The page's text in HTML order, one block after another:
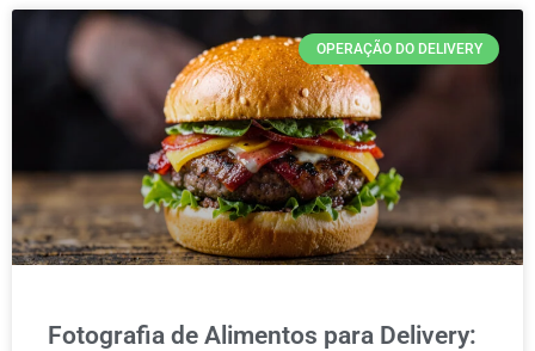
OPERAÇÃO DO DELIVERY
Fotografia de Alimentos para Delivery: